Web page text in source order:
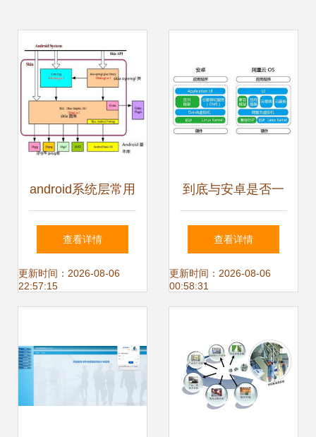
android系统层常用
类介绍
查看详情
更新时间：2026-08-06
22:57:15
到底与安卓是否一
样 解答yunos的三
大疑问
查看详情
更新时间：2026-08-06
00:58:31